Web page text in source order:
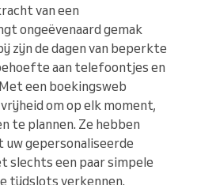
van een
ongeëvenaard gemak
zijn de dagen van beperkte
aan telefoontjes en
een boekingsweb
om op elk moment,
te plannen. Ze hebben
gepersonaliseerde
slechts een paar simpele
tijdslots verkennen.